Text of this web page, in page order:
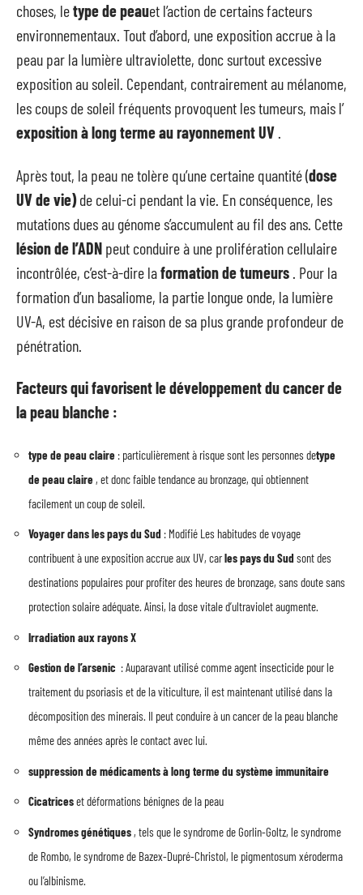
choses, letype de peauet l’action de certains facteurs
environnementaux. Tout d’abord, une exposition accrue à la
peau par la lumière ultraviolette, donc surtout excessive
exposition au soleil. Cependant, contrairement au mélanome,
les coups de soleil fréquents provoquent les tumeurs, mais l’
exposition à long terme au rayonnement UV.
Après tout, la peau ne tolère qu’une certaine quantité (dose
UV de vie)de celui-ci pendant la vie. En conséquence, les
mutations dues au génome s’accumulent au fil des ans. Cette
lésion de l’ADN peut conduire à une prolifération cellulaire
incontrôlée, c’est-à-dire laformation de tumeurs. Pour la
formation d’un basaliome, la partie longue onde, la lumière
UV-A, est décisive en raison de sa plus grande profondeur de
pénétration.
Facteurs qui favorisent le développement du cancer de
la peau blanche :
type de peau claire : particulièrement à risque sont les personnes detype
de peau claire, et donc faible tendance au bronzage, qui obtiennent
facilement un coup de soleil.
Voyager dans les pays du Sud : Modifié Les habitudes de voyage
contribuent à une exposition accrue aux UV, carles pays du Sudsont des
destinations populaires pour profiter des heures de bronzage, sans doute sans
protection solaire adéquate. Ainsi, la dose vitale d’ultraviolet augmente.
Irradiation aux rayons X
Gestion de l’arsenic : Auparavant utilisé comme agent insecticide pour le
traitement du psoriasis et de la viticulture, il est maintenant utilisé dans la
décomposition des minerais. Il peut conduire à un cancer de la peau blanche
même des années après le contact avec lui.
suppression de médicaments à long terme du système immunitaire
Cicatriceset déformations bénignes de la peau
Syndromes génétiques, tels que le syndrome de Gorlin-Goltz, le syndrome
de Rombo, le syndrome de Bazex-Dupré-Christol, le pigmentosum xéroderma
ou l’albinisme.